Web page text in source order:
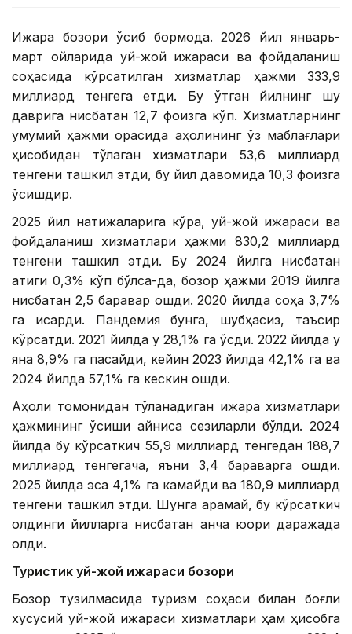
Ижара бозори ўсиб бормоқда. 2026 йил январь-
март ойларида уй-жой ижараси ва фойдаланиш
соҳасида кўрсатилган хизматлар ҳажми 333,9
миллиард тенгега етди. Бу ўтган йилнинг шу
даврига нисбатан 12,7 фоизга кўп. Хизматларнинг
умумий ҳажми орасида аҳолининг ўз маблағлари
ҳисобидан тўлаган хизматлари 53,6 миллиард
тенгени ташкил этди, бу йил давомида 10,3 фоизга
ўсишдир.
2025 йил натижаларига кўра, уй-жой ижараси ва
фойдаланиш хизматлари ҳажми 830,2 миллиард
тенгени ташкил этди. Бу 2024 йилга нисбатан
атиги 0,3% кўп бўлса-да, бозор ҳажми 2019 йилга
нисбатан 2,5 баравар ошди. 2020 йилда соҳа 3,7%
га қисқарди. Пандемия бунга, шубҳасиз, таъсир
кўрсатди. 2021 йилда у 28,1% га ўсди. 2022 йилда у
яна 8,9% га пасайди, кейин 2023 йилда 42,1% га ва
2024 йилда 57,1% га кескин ошди.
Аҳоли томонидан тўланадиган ижара хизматлари
ҳажмининг ўсиши айниқса сезиларли бўлди. 2024
йилда бу кўрсаткич 55,9 миллиард тенгедан 188,7
миллиард тенгегача, яъни 3,4 бараварга ошди.
2025 йилда эса 4,1% га камайди ва 180,9 миллиард
тенгени ташкил этди. Шунга қарамай, бу кўрсаткич
олдинги йилларга нисбатан анча юқори даражада
қолди.
Туристик уй-жой ижараси бозори
Бозор тузилмасида туризм соҳаси билан боғлиқ
хусусий уй-жой ижараси хизматлари ҳам ҳисобга